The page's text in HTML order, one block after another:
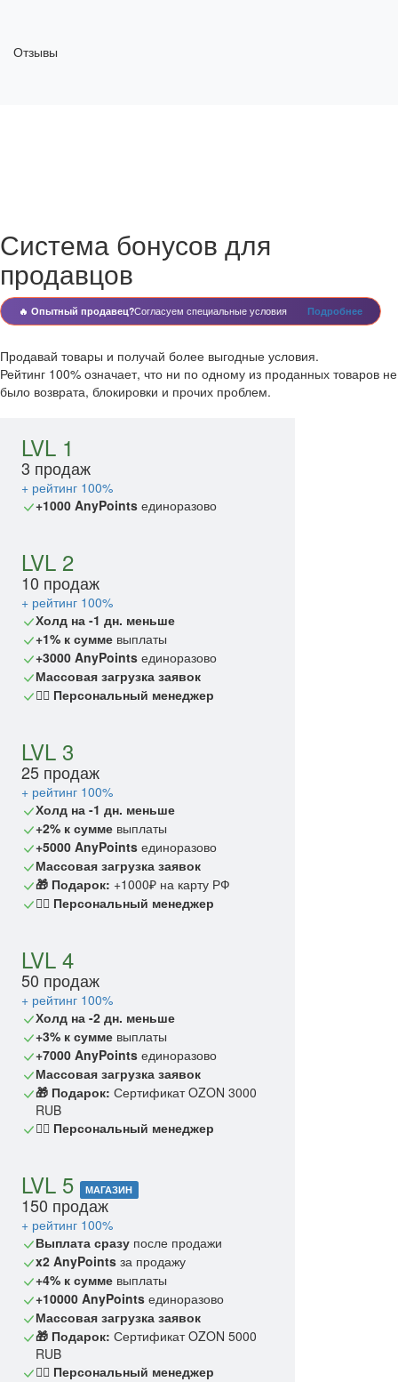
Отзывы
Система бонусов для
продавцов
🔥 Опытный продавец?Согласуем специальные условия Подробнее
Продавай товары и получай более выгодные условия.
Рейтинг 100% означает, что ни по одному из проданных товаров не
было возврата, блокировки и прочих проблем.
LVL 1
3 продаж
+ рейтинг 100%
+1000 AnyPoints единоразово
LVL 2
10 продаж
+ рейтинг 100%
Холд на -1 дн. меньше
+1% к сумме выплаты
+3000 AnyPoints единоразово
Массовая загрузка заявок
🙎‍♂️ Персональный менеджер
LVL 3
25 продаж
+ рейтинг 100%
Холд на -1 дн. меньше
+2% к сумме выплаты
+5000 AnyPoints единоразово
Массовая загрузка заявок
🎁 Подарок: +1000₽ на карту РФ
🙎‍♂️ Персональный менеджер
LVL 4
50 продаж
+ рейтинг 100%
Холд на -2 дн. меньше
+3% к сумме выплаты
+7000 AnyPoints единоразово
Массовая загрузка заявок
🎁 Подарок: Сертификат OZON 3000
RUB
🙎‍♂️ Персональный менеджер
LVL 5 МАГАЗИН
150 продаж
+ рейтинг 100%
Выплата сразу после продажи
x2 AnyPoints за продажу
+4% к сумме выплаты
+10000 AnyPoints единоразово
Массовая загрузка заявок
🎁 Подарок: Сертификат OZON 5000
RUB
🙎‍♂️ Персональный менеджер